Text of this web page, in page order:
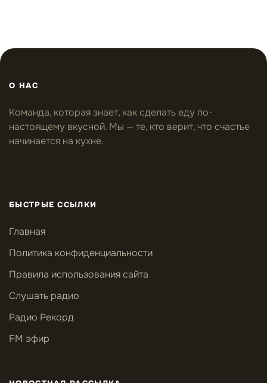
О НАС
Команда, которая знает, как сделать еду по-
настоящему вкусной. Мы — те, кто верит, что счастье
начинается на кухне.
БЫСТРЫЕ ССЫЛКИ
Главная
Политика конфиденциальности
Правила использования сайта
Слушать радио
Радио Рекорд
FM эфир